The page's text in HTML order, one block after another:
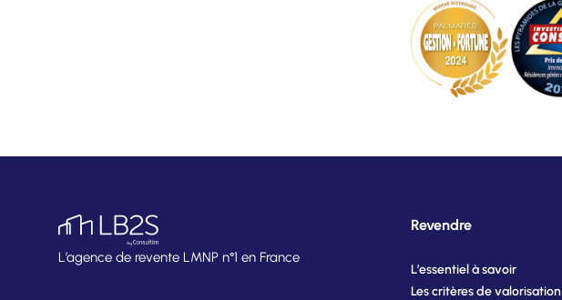
L’agence de revente LMNP n°1 en France
Revendre
L’essentiel à savoir
Les critères de valorisation